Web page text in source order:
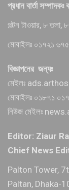
প্রধান বার্তা
পল্টন টাওয়ার, ৮ তলা,
মোবাইলঃ ০১৭২১
বিজ্ঞাপনের জন্যঃ
মেইলঃ
মোবাইলঃ ০১৮৭১
নিউজ মেইলঃ
Editor: Ziaur
Chief News
Palton Tower,
Paltan, Dhaka-